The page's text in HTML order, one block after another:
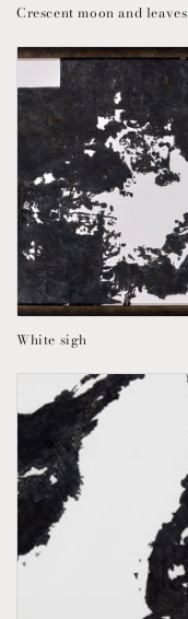
Crescent moon and leaves
White sigh